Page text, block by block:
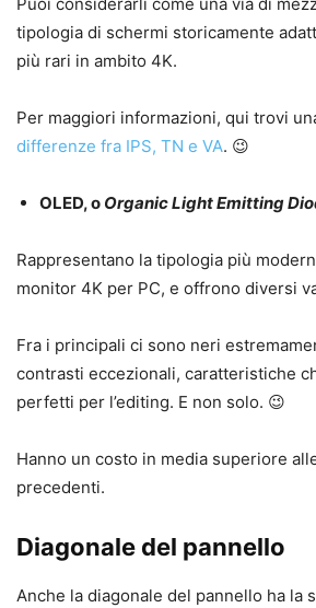
tipologia di schermi storicamente
più rari in ambito 4K.
Per maggiori informazioni, qui trovi
differenze fra IPS, TN e VA. 😉
OLED, o Organic Light Emitting
Rappresentano la tipologia più
monitor 4K per PC, e offrono diversi
Fra i principali ci sono neri
contrasti eccezionali, caratteristiche
perfetti per l’editing. E non solo. 😉
Hanno un costo in media superiore
precedenti.
Diagonale del pannello
Anche la diagonale del pannello ha la